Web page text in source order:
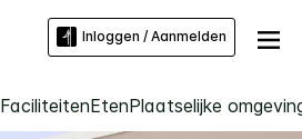
Inloggen / Aanmelden
FaciliteitenEtenPlaatselijke